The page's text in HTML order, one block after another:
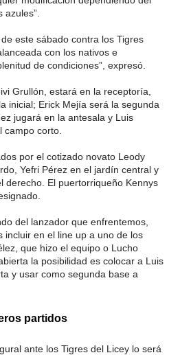
este sábado contra los Tigres
con los nativos e
de condiciones”, expresó.
Grullón, estará en la receptoría,
inicial; Erick Mejía será la segunda
jugará en la antesala y Luis
campo corto.
por el cotizado novato Leody
Yefri Pérez en el jardín central y
derecho. El puertorriqueño Kennys
del lanzador que enfrentemos,
incluir en el line up a uno de los
que hizo el equipo o Lucho
la posibilidad es colocar a Luis
y usar como segunda base a
partidos
ante los Tigres del Licey lo será